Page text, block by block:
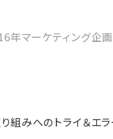
年マーケティング企
組みへのトライ＆エ